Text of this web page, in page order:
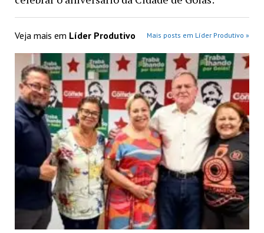
Veja mais em Líder Produtivo Mais posts em Líder Produtivo »